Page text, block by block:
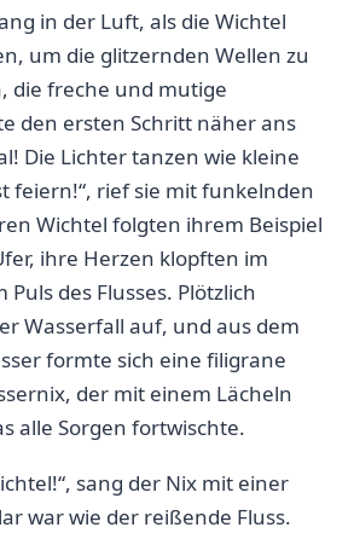
in der Luft, als die Wichtel
um die glitzernden Wellen zu
die freche und mutige
den ersten Schritt ‌näher ans
Die Lichter tanzen wie kleine
feiern!“, rief⁤ sie mit funkelnden
Wichtel folgten ihrem Beispiel
ihre Herzen klopften⁣ im
des Flusses. Plötzlich
Wasserfall auf, und ⁢aus dem
formte sich eine filigrane
der mit einem Lächeln
alle Sorgen fortwischte.
sang der Nix mit einer
war wie⁣ der reißende Fluss.